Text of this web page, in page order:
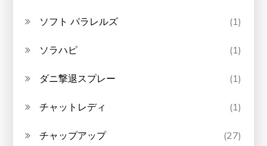
ソフト パラレルズ (1)
ソラハピ (1)
ダニ撃退スプレー (1)
チャットレディ (1)
チャップアップ (27)